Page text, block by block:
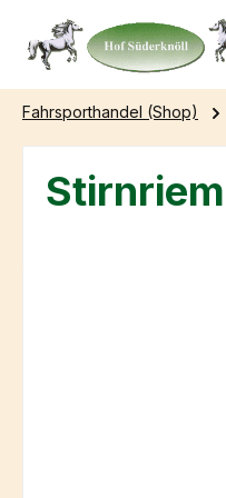
Hauptinhalt springen
Zur Suche springen
Zur Hauptnavigation
Fahrsporthandel (Shop)